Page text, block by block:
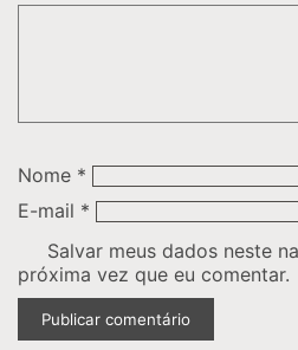
Nome *
E-mail *
Salvar meus dados neste
próxima vez que eu comentar.